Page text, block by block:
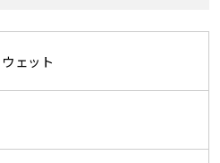
ェット